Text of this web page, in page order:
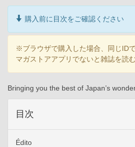
購入前に目次をご確認ください
※ブラウザで購入した場合、同じID
マガストアアプリでないと雑誌を読
Bringing you the best of Japan’s
目次
Édito